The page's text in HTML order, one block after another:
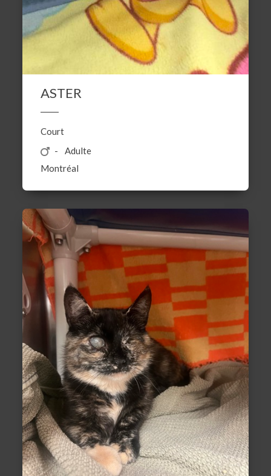
ASTER
Court
Adulte
Montréal